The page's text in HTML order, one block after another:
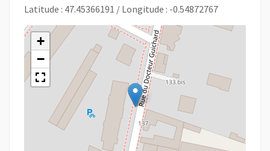
Latitude : 47.45366191 / Longitude : -0.54872767
+
−